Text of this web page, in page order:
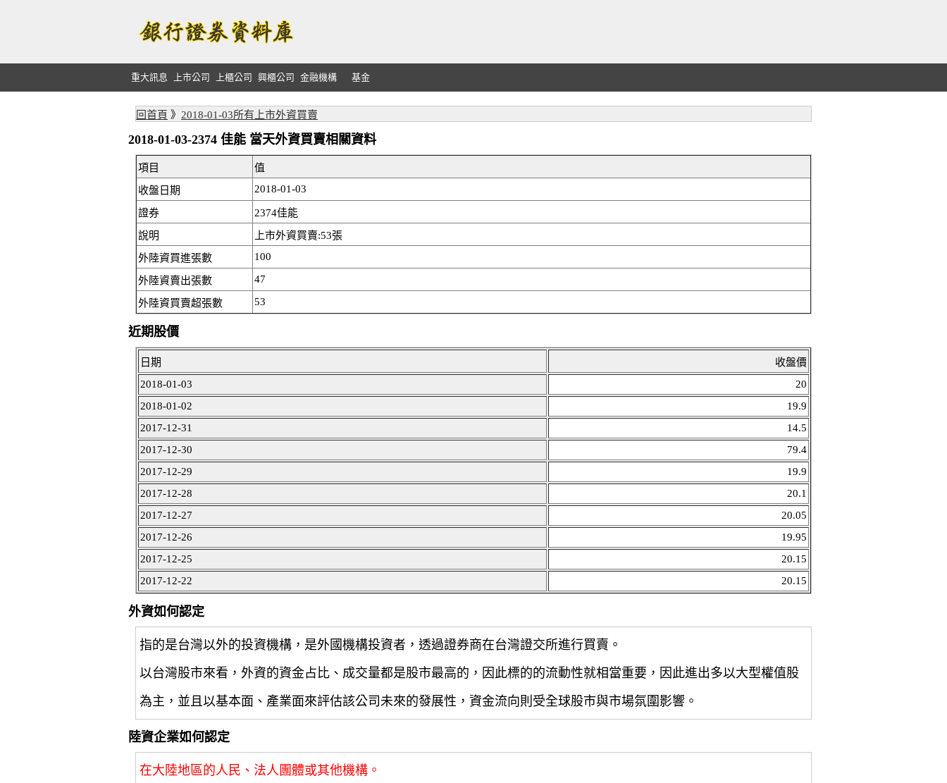
重大訊息 上市公司 上櫃公司 興櫃公司 金融機構 基金
回首頁 》 2018-01-03所有上市外資買賣
2018-01-03-2374 佳能 當天外資買賣相關資料
項目
值
收盤日期
2018-01-03
證券
2374佳能
說明
上市外資買賣:53張
外陸資買進張數
100
外陸資賣出張數 47
外陸資買賣超張數 53
近期股價
日期
收盤價
2018-01-03
20
2018-01-02
19.9
2017-12-31
14.5
2017-12-30
79.4
2017-12-29
19.9
2017-12-28
20.1
2017-12-27
20.05
2017-12-26
19.95
2017-12-25
20.15
2017-12-22
20.15
外資如何認定
指的是台灣以外的投資機構，是外國機構投資者，透過證券商在台灣證交所進行買賣。
以台灣股市來看，外資的資金占比、成交量都是股市最高的，因此標的的流動性就相當重要，因此進出多以大型權值股
為主，並且以基本面、產業面來評估該公司未來的發展性，資金流向則受全球股市與市場氛圍影響。
陸資企業如何認定
在大陸地區的人民、法人團體或其他機構。